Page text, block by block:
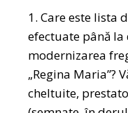
1. Care este lista
efectuate până
modernizarea
„Regina Maria”?
cheltuite,